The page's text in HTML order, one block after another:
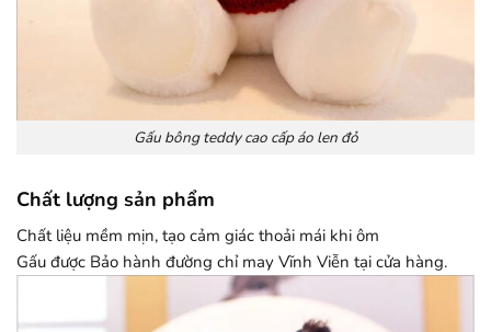
Gấu bông teddy cao cấp áo len đỏ
Chất lượng sản phẩm
Chất liệu mềm mịn, tạo cảm giác thoải mái khi ôm
Gấu được Bảo hành đường chỉ may Vĩnh Viễn tại cửa hàng.